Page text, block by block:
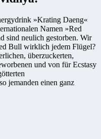
»Krating Daeng«
Namen »Red
sind neulich gestorben. Wir
Bull wirklich jedem Flügel?
überzuckerten,
und von für Ecstasy
jemanden einen ganz